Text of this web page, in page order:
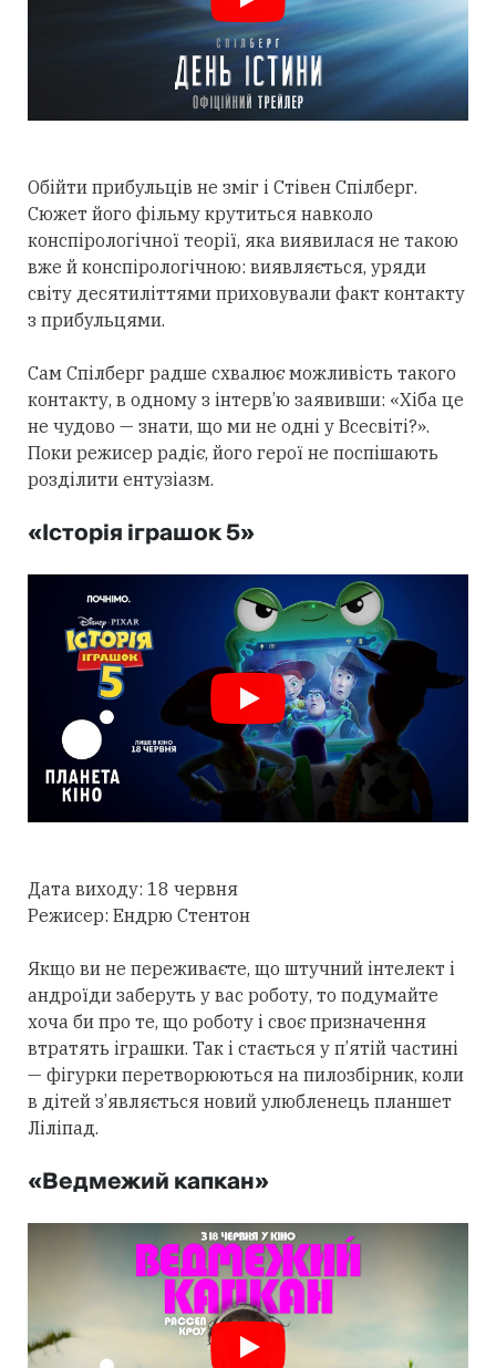
Обійти прибульців не зміг і Стівен Спілберг.
Сюжет його фільму крутиться навколо
конспірологічної теорії, яка виявилася не такою
вже й конспірологічною: виявляється, уряди
світу десятиліттями приховували факт контакту
з прибульцями.
Сам Спілберг радше схвалює можливість такого
контакту, в одному з інтерв’ю заявивши: «Хіба це
не чудово — знати, що ми не одні у Всесвіті?».
Поки режисер радіє, його герої не поспішають
розділити ентузіазм.
«Історія іграшок 5»
Дата виходу: 18 червня
Режисер: Ендрю Стентон
Якщо ви не переживаєте, що штучний інтелект і
андроїди заберуть у вас роботу, то подумайте
хоча би про те, що роботу і своє призначення
втратять іграшки. Так і стається у п’ятій частині
— фігурки перетворюються на пилозбірник, коли
в дітей з’являється новий улюбленець планшет
Ліліпад.
«Ведмежий капкан»